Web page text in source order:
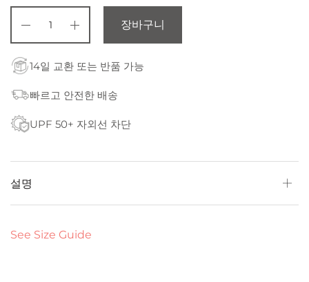
장바구니
14일 교환 또는 반품 가능
빠르고 안전한 배송
UPF 50+ 자외선 차단
설명
See Size Guide